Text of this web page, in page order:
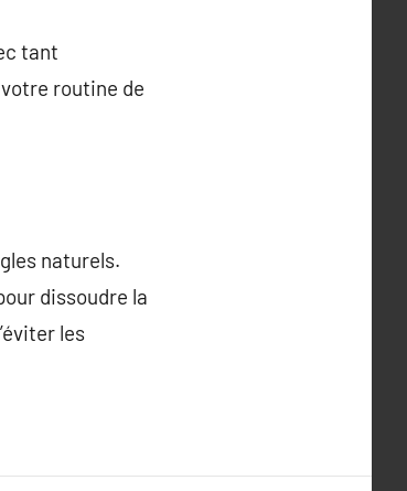
tant
routine de
naturels.
dissoudre la
les